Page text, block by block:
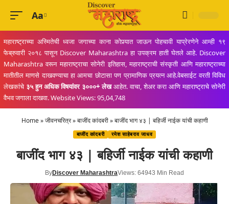
Font
Resizer
Aa
महाराष्ट्राच्या अस्मितेची ध्वजा जगाच्या काना कोपर्‍यात जाऊन पोहचावी याप्रेरणेने आम्ही १९
फेब्रुवारी २०१८ पासून Discover Maharashtra हा उपक्रम हाती घेतले आहे. Discover
Maharashtra वरून महाराष्ट्राचा सोनेरी इतिहास, महाराष्ट्राची संस्कृती आणि महाराष्ट्राच्या
मातीतील माणसे दाखवण्याचा हा आमचा छोटासा पण प्रामाणिक प्रयत्न आहे.वेबसाईट वरती विविध
लेखकांचे ३५ हुन अधिक विषयांवर ३०००+ लेखआहेत. वाचा, शेअर करा आणि महाराष्ट्राचे सोनेरी
वैभव जगाला दाखवा. Website Views: 95,04,748
Home»जीवनचरित्र»बाजींद कांदबरी»बाजींद भाग ४३ | बहिर्जी नाईक यांची कहाणी
बाजींद कांदबरी रमेश साहेबराव जाधव
बाजींद भाग ४३ | बहिर्जी नाईक यांची कहाणी
ByDiscover MaharashtraViews: 64943 Min Read